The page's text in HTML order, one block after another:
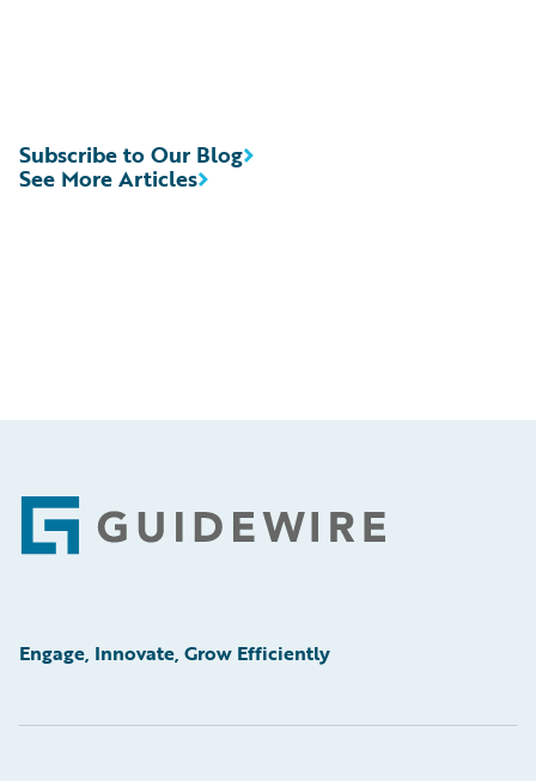
See More Articles
Subscribe to Our Blog
Footer
Engage, Innovate, Grow Efficiently